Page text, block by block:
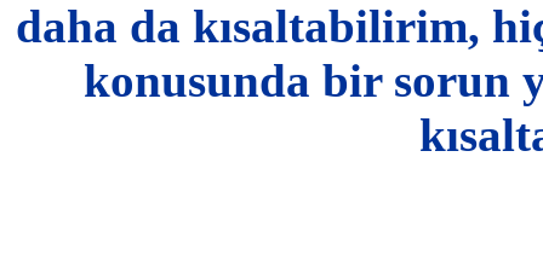
daha da kısaltabilirim,
konusunda bir sorun